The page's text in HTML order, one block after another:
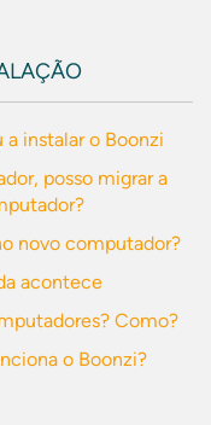
a instalar o Boonzi
posso migrar a
novo computador?
acontece
Como?
o Boonzi?